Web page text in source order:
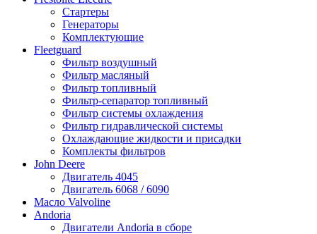
Стартеры
Генераторы
Комплектующие
Fleetguard
Фильтр воздушный
Фильтр масляный
Фильтр топливный
Фильтр-сепаратор топливный
Фильтр системы охлаждения
Фильтр гидравлической системы
Охлаждающие жидкости и присадки
Комплекты фильтров
John Deere
Двигатель 4045
Двигатель 6068 / 6090
Масло Valvoline
Andoria
Двигатели Andoria в сборе